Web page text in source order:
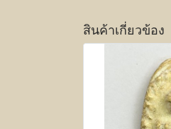
สินค้าเกี่ยวข้อง